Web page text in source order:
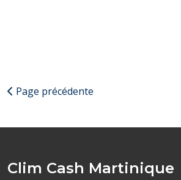
Page précédente
Clim Cash Martinique